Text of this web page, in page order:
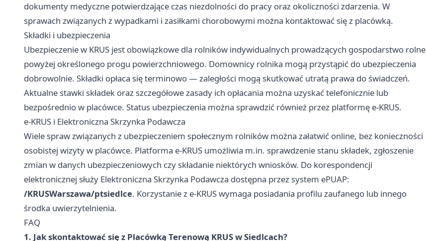
dokumenty medyczne potwierdzające czas niezdolności do pracy oraz okoliczności zdarzenia. W
sprawach związanych z wypadkami i zasiłkami chorobowymi można kontaktować się z placówką.
Składki i ubezpieczenia
Ubezpieczenie w KRUS jest obowiązkowe dla rolników indywidualnych prowadzących gospodarstwo rolne
powyżej określonego progu powierzchniowego. Domownicy rolnika mogą przystąpić do ubezpieczenia
dobrowolnie. Składki opłaca się terminowo — zaległości mogą skutkować utratą prawa do świadczeń.
Aktualne stawki składek oraz szczegółowe zasady ich opłacania można uzyskać telefonicznie lub
bezpośrednio w placówce. Status ubezpieczenia można sprawdzić również przez platformę e-KRUS.
e-KRUS i Elektroniczna Skrzynka Podawcza
Wiele spraw związanych z ubezpieczeniem społecznym rolników można załatwić online, bez konieczności
osobistej wizyty w placówce. Platforma e-KRUS umożliwia m.in. sprawdzenie stanu składek, zgłoszenie
zmian w danych ubezpieczeniowych czy składanie niektórych wniosków. Do korespondencji
elektronicznej służy Elektroniczna Skrzynka Podawcza dostępna przez system ePUAP:
/KRUSWarszawa/ptsiedlce. Korzystanie z e-KRUS wymaga posiadania profilu zaufanego lub innego
środka uwierzytelnienia.
FAQ
1. Jak skontaktować się z Placówką Terenową KRUS w Siedlcach?